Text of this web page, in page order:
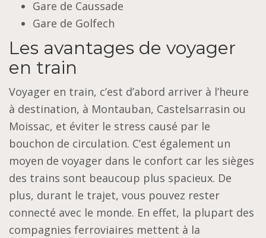
Gare de Caussade
Gare de Golfech
Les avantages de voyager
en train
Voyager en train, c’est d’abord arriver à l’heure
à destination, à Montauban, Castelsarrasin ou
Moissac, et éviter le stress causé par le
bouchon de circulation. C’est également un
moyen de voyager dans le confort car les sièges
des trains sont beaucoup plus spacieux. De
plus, durant le trajet, vous pouvez rester
connecté avec le monde. En effet, la plupart des
compagnies ferroviaires mettent à la